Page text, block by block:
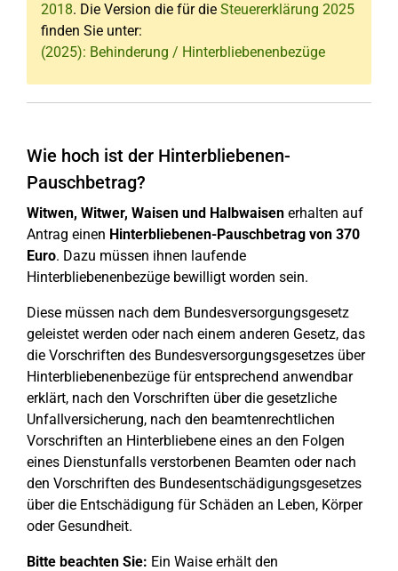
2018. Die Version die für die Steuererklärung 2025
finden Sie unter:
(2025): Behinderung / Hinterbliebenenbezüge
Wie hoch ist der Hinterbliebenen-
Pauschbetrag?
Witwen, Witwer, Waisen und Halbwaisen erhalten auf
Antrag einen Hinterbliebenen-Pauschbetrag von 370
Euro. Dazu müssen ihnen laufende
Hinterbliebenenbezüge bewilligt worden sein.
Diese müssen nach dem Bundesversorgungsgesetz
geleistet werden oder nach einem anderen Gesetz, das
die Vorschriften des Bundesversorgungsgesetzes über
Hinterbliebenenbezüge für entsprechend anwendbar
erklärt, nach den Vorschriften über die gesetzliche
Unfallversicherung, nach den beamtenrechtlichen
Vorschriften an Hinterbliebene eines an den Folgen
eines Dienstunfalls verstorbenen Beamten oder nach
den Vorschriften des Bundesentschädigungsgesetzes
über die Entschädigung für Schäden an Leben, Körper
oder Gesundheit.
Bitte beachten Sie: Ein Waise erhält den